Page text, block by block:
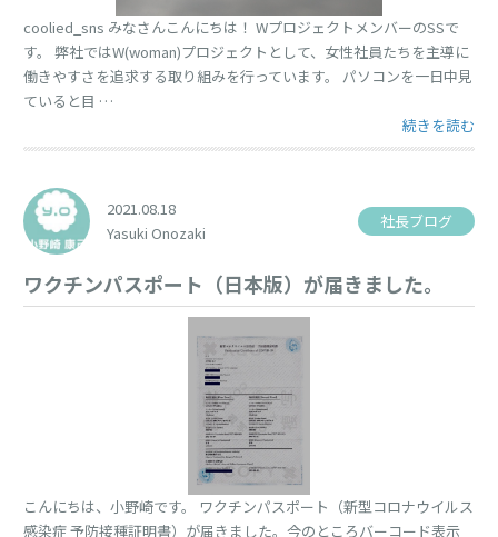
coolied_sns みなさんこんにちは！ WプロジェクトメンバーのSSで
す。 弊社ではW(woman)プロジェクトとして、女性社員たちを主導に
働きやすさを追求する取り組みを行っています。 パソコンを一日中見
ていると目 …
“目に休息を”
続きを読む
2021.08.18
Yasuki Onozaki
社長ブログ
ワクチンパスポート（日本版）が届きました。
こんにちは、小野崎です。 ワクチンパスポート（新型コロナウイルス
感染症 予防接種証明書）が届きました。今のところバーコード表示